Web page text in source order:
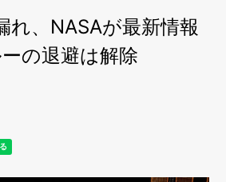
れ、NASAが最新情報
の退避は解除